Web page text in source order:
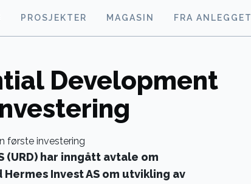
PROSJEKTER MAGASIN FRA ANLEGGET
Development
(URD) har inngått avtale om
Invest AS om utvikling av